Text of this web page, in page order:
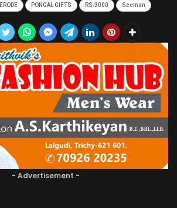
ERODE PONGAL GIFTS RS.3000 Seeman
- Advertisement -